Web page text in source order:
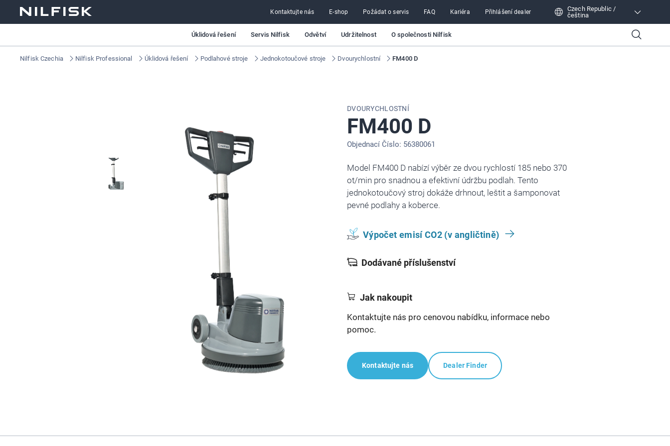
Kontaktujte nás E-shop Požádat o servis FAQ Kariéra Přihlášení dealer
Czech Republic /
čeština
Czech Republic / čeština
Úklidová řešení Servis Nilfisk Odvětví Udržitelnost O společnosti Nilfisk
Nilfisk Czechia Nilfisk Professional Úklidová řešení Podlahové stroje Jednokotoučové stroje Dvourychlostní FM400 D
DVOURYCHLOSTNÍ
FM400 D
Objednací Číslo: 56380061
Model FM400 D nabízí výběr ze dvou rychlostí 185 nebo 370
ot/min pro snadnou a efektivní údržbu podlah. Tento
jednokotoučový stroj dokáže drhnout, leštit a šamponovat
pevné podlahy a koberce.
Výpočet emisí CO2 (v angličtině)
Dodávané příslušenství
Jak nakoupit
Kontaktujte nás pro cenovou nabídku, informace nebo
pomoc.
Kontaktujte nás Dealer Finder